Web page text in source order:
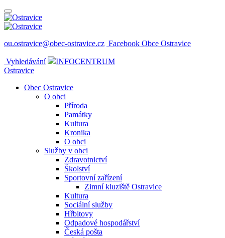
ou.ostravice@obec-ostravice.cz Facebook Obce Ostravice
Vyhledávání
INFOCENTRUM
Ostravice
Obec Ostravice
O obci
Příroda
Památky
Kultura
Kronika
O obci
Služby v obci
Zdravotnictví
Školství
Sportovní zařízení
Zimní kluziště Ostravice
Kultura
Sociální služby
Hřbitovy
Odpadové hospodářství
Česká pošta